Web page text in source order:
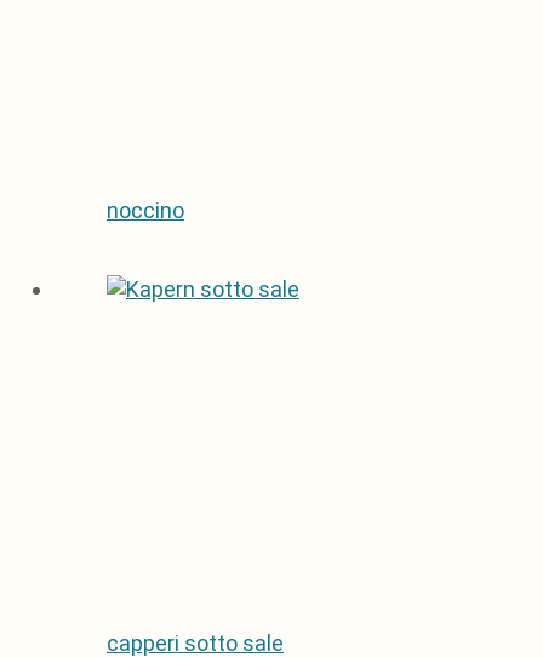
noccino
capperi sotto sale